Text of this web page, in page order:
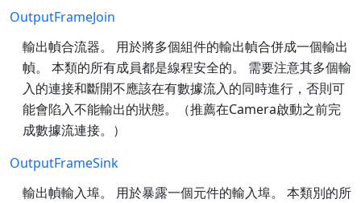
OutputFrameJoin
輸出幀合流器。 用於將多個組件的輸出幀合併成一個輸出
幀。 本類的所有成員都是線程安全的。 需要注意其多個輸
入的連接和斷開不應該在有數據流入的同時進行，否則可
能會陷入不能輸出的狀態。（推薦在Camera啟動之前完
成數據流連接。）
OutputFrameSink
輸出幀輸入埠。 用於暴露一個元件的輸入埠。 本類別的所